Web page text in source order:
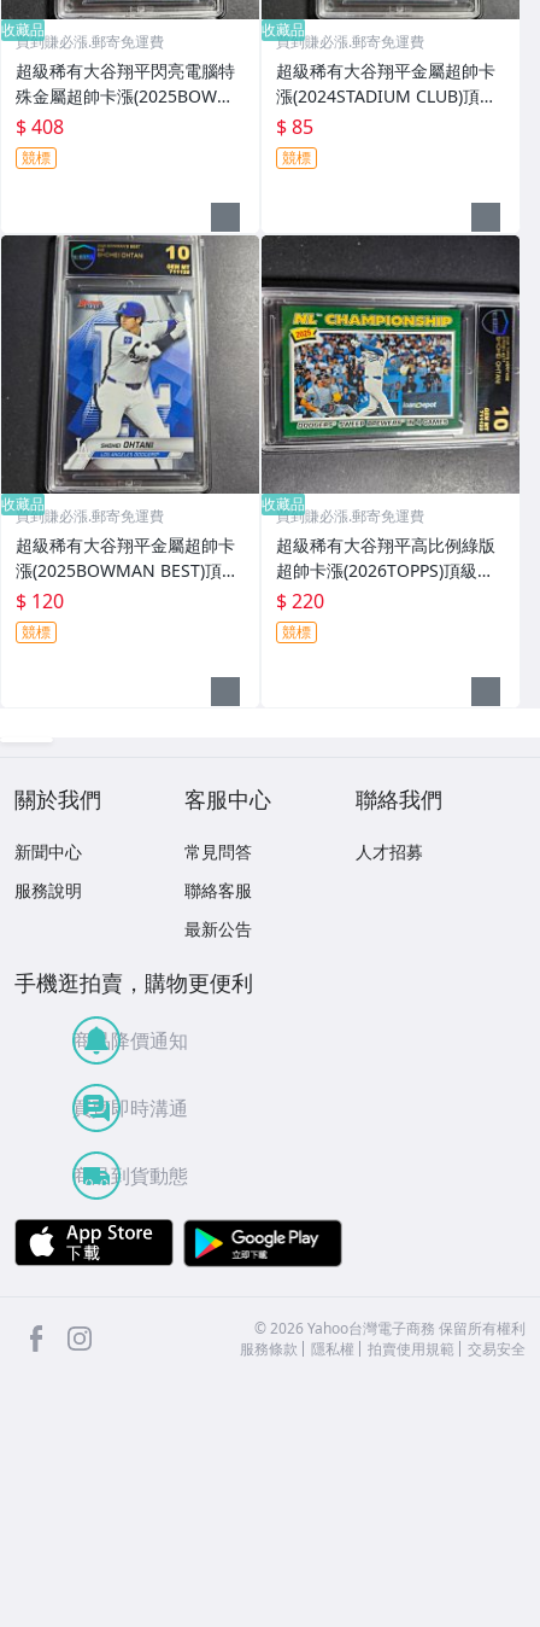
收藏品
買到賺必漲.郵寄免運費
超級稀有大谷翔平閃亮電腦特
殊金屬超帥卡漲(2025BOWMA
N BEST)頂級黑金雷射標tBS10
級鑑定卡品號3295
$ 408
競標
收藏品
買到賺必漲.郵寄免運費
超級稀有大谷翔平金屬超帥卡
漲(2024STADIUM CLUB)頂級
黑金雷射標tBS10級鑑定卡品
號3294
$ 85
競標
收藏品
買到賺必漲.郵寄免運費
超級稀有大谷翔平金屬超帥卡
漲(2025BOWMAN BEST)頂級
黑金雷射標tBS10級鑑定卡品
號3293
$ 120
競標
收藏品
買到賺必漲.郵寄免運費
超級稀有大谷翔平高比例綠版
超帥卡漲(2026TOPPS)頂級黑
金雷射標tBS10級鑑定卡品號3
292
$ 220
競標
關於我們
新聞中心
服務說明
客服中心
常見問答
聯絡客服
最新公告
聯絡我們
人才招募
手機逛拍賣，購物更便利
商品降價通知
買賣即時溝通
商品到貨動態
APP Store
facebook ©2026 Yahoo台灣電子商務 保留所有權利
服務條款
隱私權 拍賣使用規範 交易安全